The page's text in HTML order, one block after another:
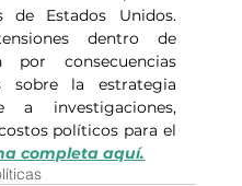
de Estados Unidos.
dentro de
por consecuencias
sobre la estrategia
a investigaciones,
políticos para el
completa aquí.